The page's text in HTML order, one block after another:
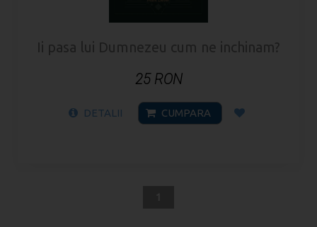
Ii pasa lui Dumnezeu cum ne inchinam?
25 RON
DETALII CUMPARA